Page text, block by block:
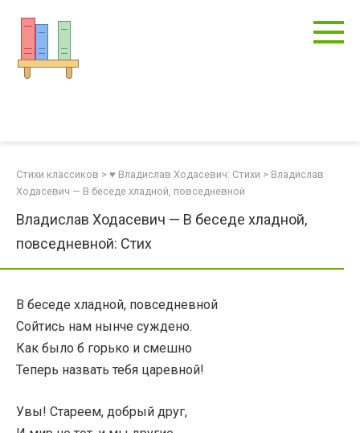
контенту
Стихи классиков > ♥ Владислав Ходасевич: Стихи > Владислав
Ходасевич — В беседе хладной, повседневной
Владислав Ходасевич — В беседе хладной,
повседневной: Стих
В беседе хладной, повседневной
Сойтись нам нынче суждено.
Как было б горько и смешно
Теперь назвать тебя царевной!
Увы! Стареем, добрый друг,